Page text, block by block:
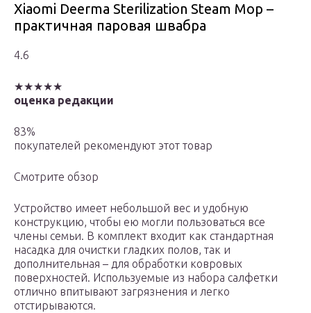
Xiaomi Deerma Sterilization Steam Mop –
практичная паровая швабра
4.6
★★★★★
оценка редакции
83%
покупателей рекомендуют этот товар
Смотрите обзор
Устройство имеет небольшой вес и удобную
конструкцию, чтобы ею могли пользоваться все
члены семьи. В комплект входит как стандартная
насадка для очистки гладких полов, так и
дополнительная – для обработки ковровых
поверхностей. Используемые из набора салфетки
отлично впитывают загрязнения и легко
отстирываются.